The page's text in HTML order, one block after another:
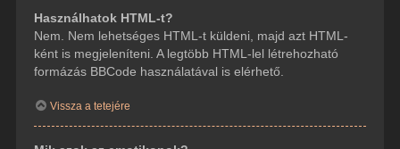
Használhatok HTML-t?
Nem. Nem lehetséges HTML-t küldeni, majd azt HTML-
ként is megjeleníteni. A legtöbb HTML-lel létrehozható
formázás BBCode használatával is elérhető.
Vissza a tetejére